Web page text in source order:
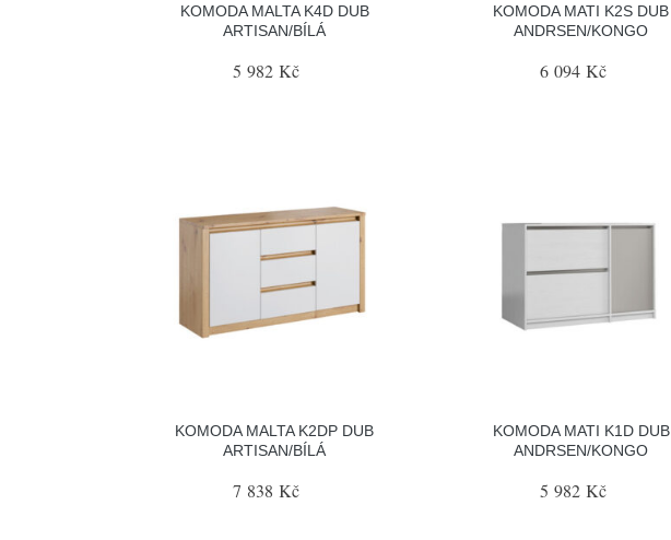
KOMODA MALTA K4D DUB
ARTISAN/BÍLÁ
5 982 Kč
KOMODA MATI K2S DUB
ANDRSEN/KONGO
6 094 Kč
KOMODA MALTA K2DP DUB
ARTISAN/BÍLÁ
7 838 Kč
KOMODA MATI K1D DUB
ANDRSEN/KONGO
5 982 Kč